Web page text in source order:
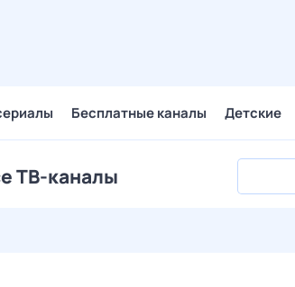
Бесплатные каналы Детские
ТВ-каналы